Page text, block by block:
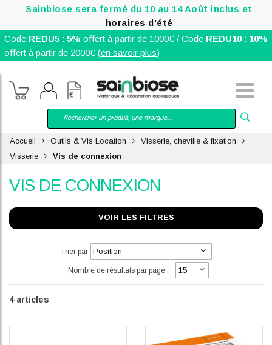
Sainbiose sera fermé du 10 au 14 Août inclus et
horaires d'été
Code REDU5: 5% offert à partir de 1000€ / Code REDU10: 10%
offert à partir de 2000€ (en savoir plus)
Accueil Outils & Vis Location
Visserie, cheville & fixation
Visserie
Vis de connexion
VIS DE CONNEXION
VOIR LES FILTRES
Trier par
Nombre de résultats par page :
4articles